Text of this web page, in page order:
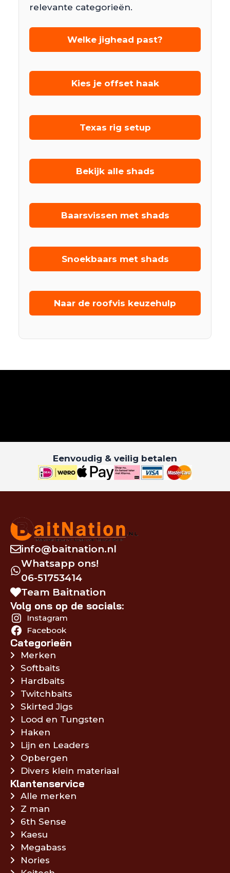
relevante categorieën.
Welke jighead past?
Kies je offset haak
Texas rig setup
Bekijk alle shads
Baarsvissen met shads
Snoekbaars met shads
Naar de roofvis keuzehulp
Eenvoudig & veilig betalen
info@baitnation.nl
Whatsapp ons!
06-51753414
Team Baitnation
Volg ons op de socials:
Instagram
Facebook
Categorieën
Merken
Softbaits
Hardbaits
Twitchbaits
Skirted Jigs
Lood en Tungsten
Haken
Lijn en Leaders
Opbergen
Divers klein materiaal
Klantenservice
Alle merken
Z man
6th Sense
Kaesu
Megabass
Nories